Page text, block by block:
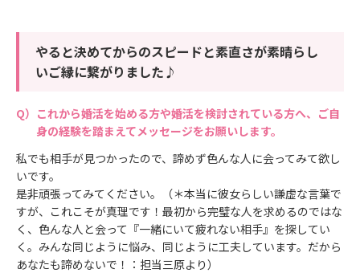
やると決めてからのスピードと素直さが素晴らし
いご縁に繋がりました♪
これから婚活を始める方や婚活を検討されている方へ、ご自
身の経験を踏まえてメッセージをお願いします。
私でも相手が見つかったので、諦めず色んな人に会ってみて欲し
いです。
是非頑張ってみてください。（＊本当に彼女らしい謙虚な言葉で
すが、これこそが真理です！最初から完璧な人を求めるのではな
く、色んな人と会って『一緒にいて疲れない相手』を探してい
く。みんな同じように悩み、同じように工夫しています。だから
あなたも諦めないで！：担当三原より）